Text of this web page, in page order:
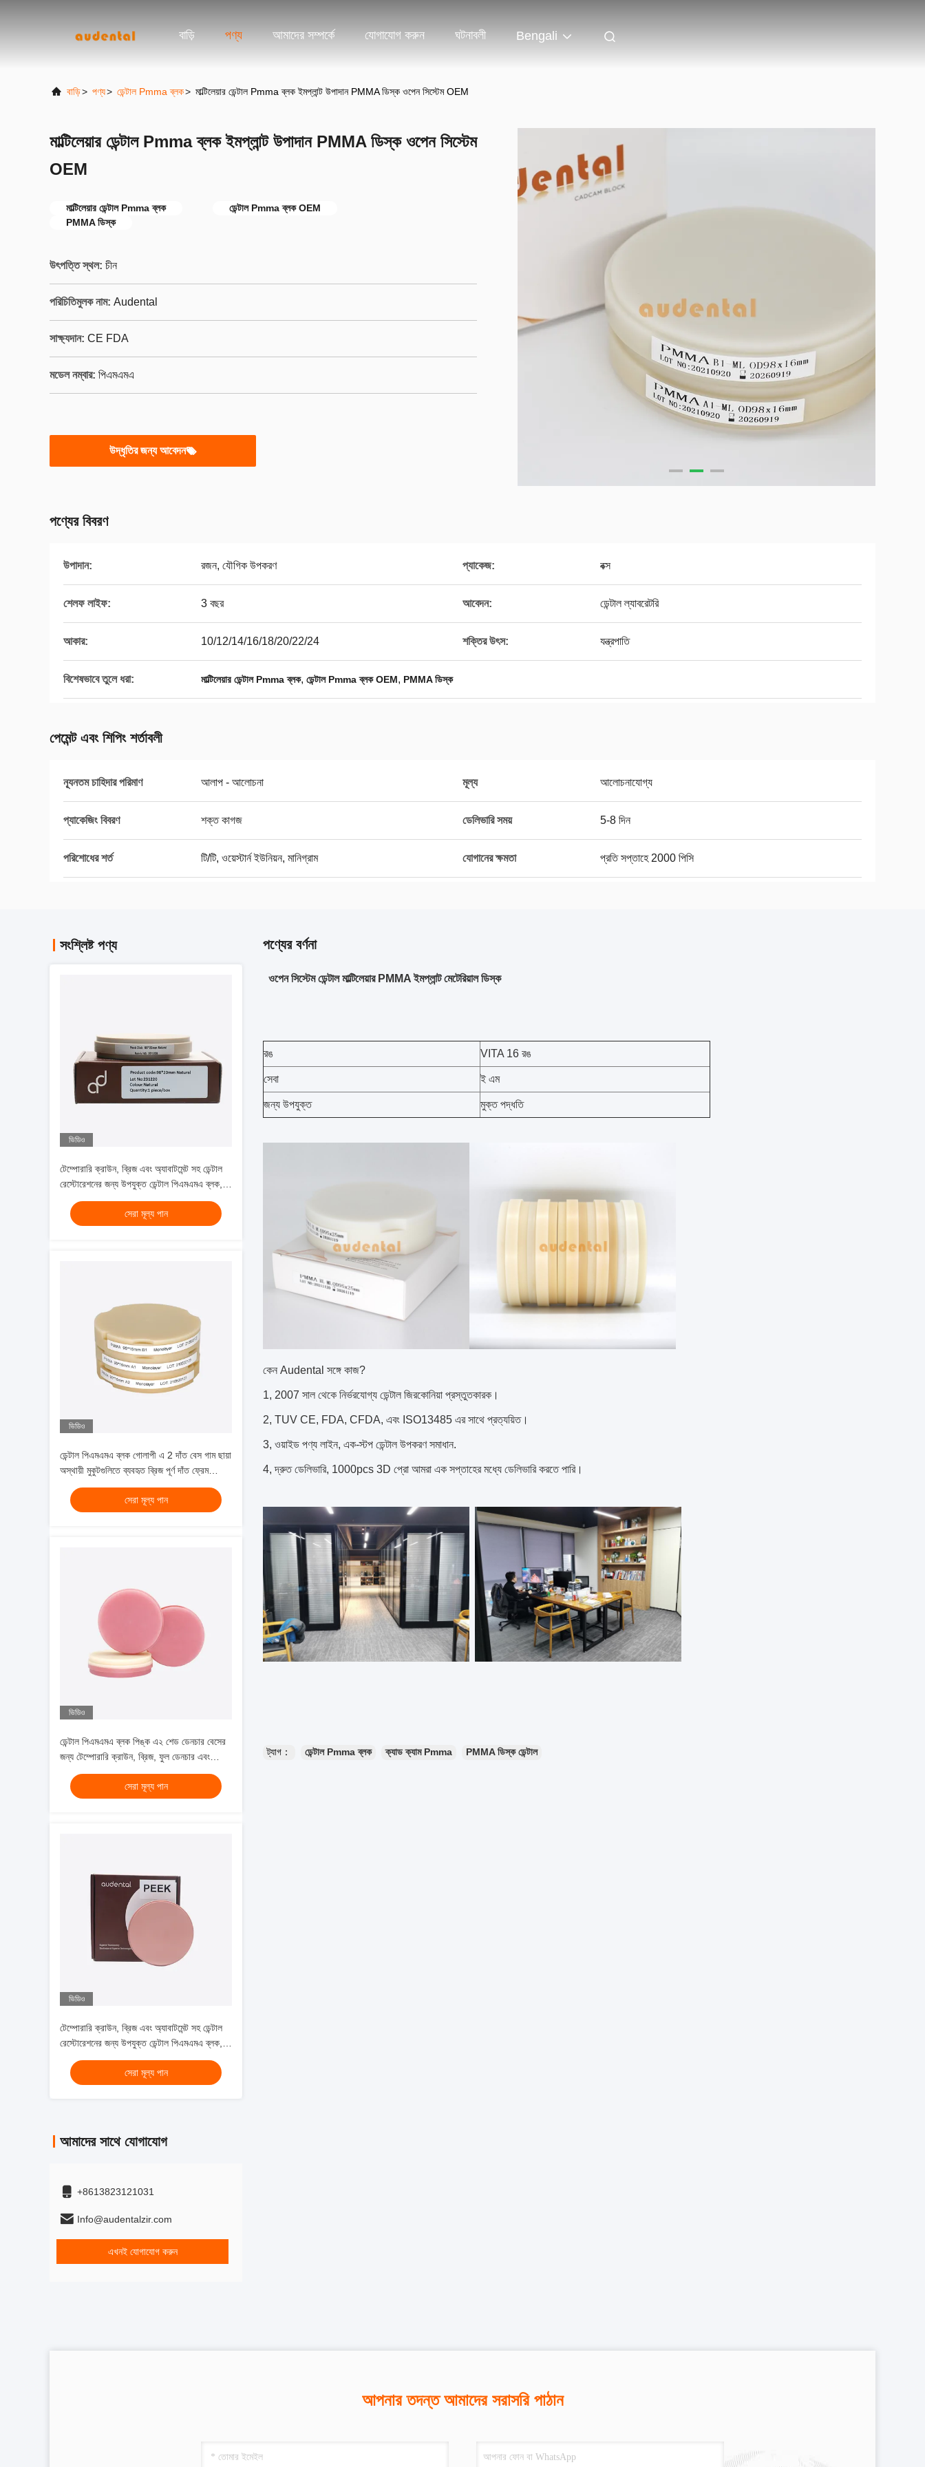
বাড়ি পণ্য আমাদের সম্পর্কে যোগাযোগ করুন ঘটনাবলী Bengali
বাড়ি> পণ্য> ডেন্টাল Pmma ব্লক> মাল্টিলেয়ার ডেন্টাল Pmma ব্লক ইমপ্লান্ট উপাদান PMMA ডিস্ক ওপেন সিস্টেম OEM
মাল্টিলেয়ার ডেন্টাল Pmma ব্লক ইমপ্লান্ট উপাদান PMMA ডিস্ক ওপেন সিস্টেম
OEM
মাল্টিলেয়ার ডেন্টাল Pmma ব্লক
ডেন্টাল Pmma ব্লক OEM
PMMA ডিস্ক
উৎপত্তি স্থল: চীন
পরিচিতিমুলক নাম: Audental
সাক্ষ্যদান: CE FDA
মডেল নম্বার: পিএমএমএ
উদ্ধৃতির জন্য আবেদন
পণ্যের বিবরণ
উপাদান: রজন, যৌগিক উপকরণ প্যাকেজ: বক্স
শেলফ লাইফ: 3 বছর আবেদন: ডেন্টাল ল্যাবরেটরি
আকার: 10/12/14/16/18/20/22/24 শক্তির উৎস: যন্ত্রপাতি
বিশেষভাবে তুলে ধরা: মাল্টিলেয়ার ডেন্টাল Pmma ব্লক, ডেন্টাল Pmma ব্লক OEM, PMMA ডিস্ক
পেমেন্ট এবং শিপিং শর্তাবলী
ন্যূনতম চাহিদার পরিমাণ আলাপ - আলোচনা মূল্য আলোচনাযোগ্য
প্যাকেজিং বিবরণ শক্ত কাগজ ডেলিভারি সময় 5-8 দিন
পরিশোধের শর্ত টি/টি, ওয়েস্টার্ন ইউনিয়ন, মানিগ্রাম যোগানের ক্ষমতা প্রতি সপ্তাহে 2000 পিসি
সংশ্লিষ্ট পণ্য
ভিডিও
টেম্পোরারি ক্রাউন, ব্রিজ এবং অ্যাবাটমেন্ট সহ ডেন্টাল
রেস্টোরেশনের জন্য উপযুক্ত ডেন্টাল পিএমএমএ ব্লক,
শক্তিশালী উপাদান সহ
সেরা মূল্য পান
ভিডিও
ডেন্টাল পিএমএমএ ব্লক গোলাপী এ 2 দাঁত বেস গাম ছায়া
অস্থায়ী মুকুটগুলিতে ব্যবহৃত ব্রিজ পূর্ণ দাঁত ফ্রেম
ফ্রিজিং আকার 98mm 95mm
সেরা মূল্য পান
ভিডিও
ডেন্টাল পিএমএমএ ব্লক পিঙ্ক এ২ শেড ডেনচার বেসের
জন্য টেম্পোরারি ক্রাউন, ব্রিজ, ফুল ডেনচার এবং
ফ্রেমওয়ার্কের জন্য উপযুক্ত, ফিজিক্যাল ডেটা সহ
সেরা মূল্য পান
ভিডিও
টেম্পোরারি ক্রাউন, ব্রিজ এবং অ্যাবাটমেন্ট সহ ডেন্টাল
রেস্টোরেশনের জন্য উপযুক্ত ডেন্টাল পিএমএমএ ব্লক,
শক্তিশালী উপাদান সহ
সেরা মূল্য পান
আমাদের সাথে যোগাযোগ
+8613823121031
Info@audentalzir.com
এখনই যোগাযোগ করুন
পণ্যের বর্ণনা
ওপেন সিস্টেম ডেন্টাল মাল্টিলেয়ার PMMA ইমপ্লান্ট মেটেরিয়াল ডিস্ক
রঙ VITA 16 রঙ
সেবা ই এম
জন্য উপযুক্ত মুক্ত পদ্ধতি
কেন Audental সঙ্গে কাজ?
1, 2007 সাল থেকে নির্ভরযোগ্য ডেন্টাল জিরকোনিয়া প্রস্তুতকারক।
2, TUV CE, FDA, CFDA, এবং ISO13485 এর সাথে প্রত্যয়িত।
3, ওয়াইড পণ্য লাইন, এক-স্টপ ডেন্টাল উপকরণ সমাধান.
4, দ্রুত ডেলিভারি, 1000pcs 3D প্রো আমরা এক সপ্তাহের মধ্যে ডেলিভারি করতে পারি।
ট্যাগ： ডেন্টাল Pmma ব্লক ক্যাড ক্যাম Pmma PMMA ডিস্ক ডেন্টাল
আপনার তদন্ত আমাদের সরাসরি পাঠান